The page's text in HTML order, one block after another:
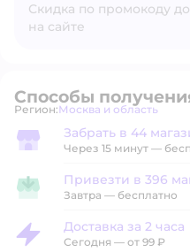
Скидка по промокоду
на сайте
Способы
Регион: Выбор
Москва и область
Забрать в магазине
Забрать в 44
Через 15 минут —
Привезти в магазин
Привезти в 396
Завтра — бесплатно
Доставка за 2 часа
Доставка за 2 часа
Сегодня — от 99 ₽